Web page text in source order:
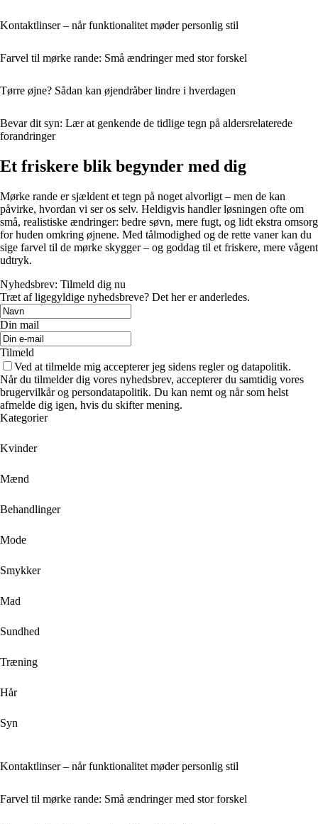
Kontaktlinser – når funktionalitet møder personlig stil
Farvel til mørke rande: Små ændringer med stor forskel
Tørre øjne? Sådan kan øjendråber lindre i hverdagen
Bevar dit syn: Lær at genkende de tidlige tegn på aldersrelaterede
forandringer
Et friskere blik begynder med dig
Mørke rande er sjældent et tegn på noget alvorligt – men de kan
påvirke, hvordan vi ser os selv. Heldigvis handler løsningen ofte om
små, realistiske ændringer: bedre søvn, mere fugt, og lidt ekstra omsorg
for huden omkring øjnene. Med tålmodighed og de rette vaner kan du
sige farvel til de mørke skygger – og goddag til et friskere, mere vågent
udtryk.
Nyhedsbrev: Tilmeld dig nu
Træt af ligegyldige nyhedsbreve? Det her er anderledes.
Din mail
Tilmeld
Ved at tilmelde mig accepterer jeg sidens regler og datapolitik.
Når du tilmelder dig vores nyhedsbrev, accepterer du samtidig vores
brugervilkår og persondatapolitik. Du kan nemt og når som helst
afmelde dig igen, hvis du skifter mening.
Kategorier
Kvinder
Mænd
Behandlinger
Mode
Smykker
Mad
Sundhed
Træning
Hår
Syn
Kontaktlinser – når funktionalitet møder personlig stil
Farvel til mørke rande: Små ændringer med stor forskel